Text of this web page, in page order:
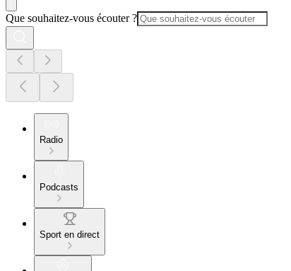
Que souhaitez-vous écouter ?
Radio
Podcasts
Sport en direct